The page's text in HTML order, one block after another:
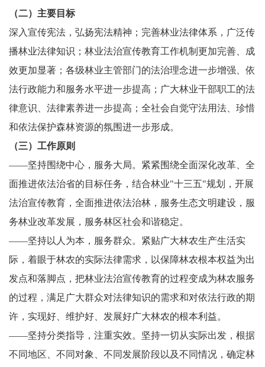
（二）主要目标
深入宣传宪法，弘扬宪法精神；完善林业法律体系，广泛传
播林业法律知识；林业法治宣传教育工作机制更加完善、成
效更加显著；各级林业主管部门的法治理念进一步增强、依
法行政能力和服务水平进一步提高；广大林业干部职工的法
律意识、法律素养进一步提高；全社会自觉守法用法、珍惜
和依法保护森林资源的氛围进一步形成。
（三）工作原则
——坚持围绕中心，服务大局。紧紧围绕全面深化改革、全
面推进依法治省的目标任务，结合林业"十三五"规划，开展
法治宣传教育，全面推进依法治林，服务生态文明建设，服
务林业改革发展，服务林区社会和谐稳定。
——坚持以人为本，服务群众。紧贴广大林农生产生活实
际，着眼于林农的实际法律需求，以保障林农根本权益为出
发点和落脚点，把林业法治宣传教育的过程变成为林农服务
的过程，满足广大群众对法律知识的需求和对依法行政的期
许，实现好、维护好、发展好广大林农的根本利益。
——坚持分类指导，注重实效。坚持一切从实际出发，根据
不同地区、不同对象、不同发展阶段以及不同情况，确定林